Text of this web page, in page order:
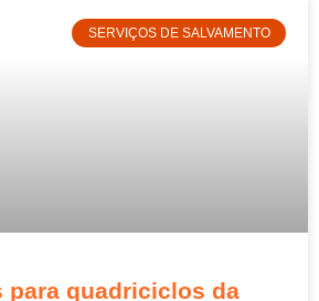
SERVIÇOS DE SALVAMENTO
para quadriciclos da